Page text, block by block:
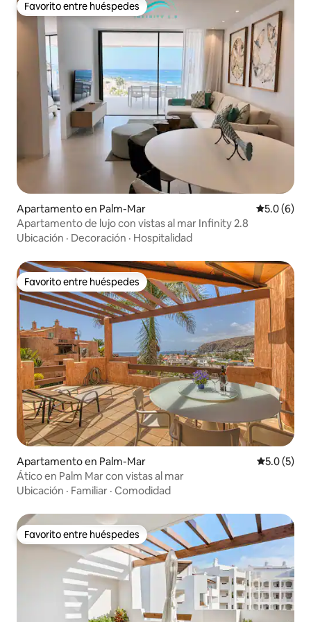
Favorito entre huéspedes
Favorito entre huéspedes
Apartamento en Palm-Mar
5.0 (6)
Apartamento de lujo con vistas al mar Infinity 2.8
Ubicación · Decoración · Hospitalidad
Favorito entre huéspedes
Favorito entre huéspedes
Apartamento en Palm-Mar
5.0 (5)
Ático en Palm Mar con vistas al mar
Ubicación · Familiar · Comodidad
Favorito entre huéspedes
Favorito entre huéspedes